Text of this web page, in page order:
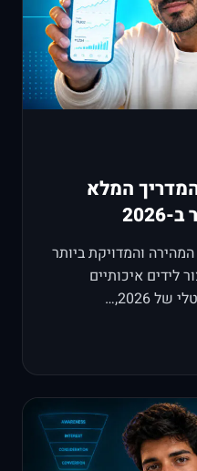
המלא
והמדויקת ביותר
לידים איכותיים
2026,…